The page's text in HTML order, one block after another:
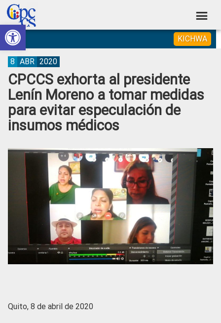
Abrir barra de herramientas
Skip
to
primary
navigation
Skip
to
main
content
Skip
to
primary
sidebar
Skip
to
footer
Consejo
de
Participación
Ciudadana
Control
Social
Construyendo
Poder
Ciudadano
KICHWA
CPCCS exhorta al presidente
Lenín Moreno a tomar medidas
para evitar especulación de
insumos médicos
8 ABR 2020
Quito, 8 de abril de 2020